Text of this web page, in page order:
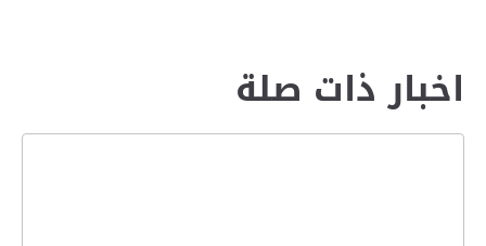
اخبار ذات صلة